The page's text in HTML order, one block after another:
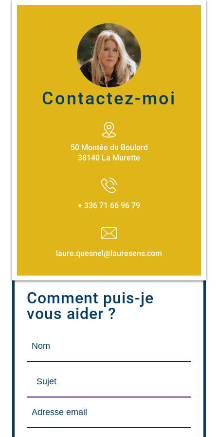
Comment puis-je
vous aider ?
Contactez-moi
50 Montée du Boulord
38140 La Murette
+ 336 71 66 96 79
laure.quesnel@lauresens.com